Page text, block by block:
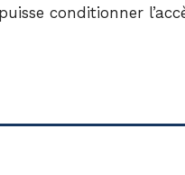
conditionner